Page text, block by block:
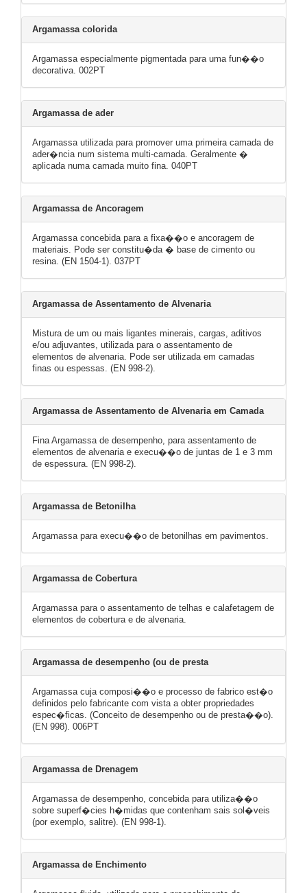
Argamassa colorida
Argamassa especialmente pigmentada para uma fun��o
decorativa. 002PT
Argamassa de ader
Argamassa utilizada para promover uma primeira camada de
ader�ncia num sistema multi-camada. Geralmente �
aplicada numa camada muito fina. 040PT
Argamassa de Ancoragem
Argamassa concebida para a fixa��o e ancoragem de
materiais. Pode ser constitu�da � base de cimento ou
resina. (EN 1504-1). 037PT
Argamassa de Assentamento de Alvenaria
Mistura de um ou mais ligantes minerais, cargas, aditivos
e/ou adjuvantes, utilizada para o assentamento de
elementos de alvenaria. Pode ser utilizada em camadas
finas ou espessas. (EN 998-2).
Argamassa de Assentamento de Alvenaria em Camada
Fina Argamassa de desempenho, para assentamento de
elementos de alvenaria e execu��o de juntas de 1 e 3 mm
de espessura. (EN 998-2).
Argamassa de Betonilha
Argamassa para execu��o de betonilhas em pavimentos.
Argamassa de Cobertura
Argamassa para o assentamento de telhas e calafetagem de
elementos de cobertura e de alvenaria.
Argamassa de desempenho (ou de presta
Argamassa cuja composi��o e processo de fabrico est�o
definidos pelo fabricante com vista a obter propriedades
espec�ficas. (Conceito de desempenho ou de presta��o).
(EN 998). 006PT
Argamassa de Drenagem
Argamassa de desempenho, concebida para utiliza��o
sobre superf�cies h�midas que contenham sais sol�veis
(por exemplo, salitre). (EN 998-1).
Argamassa de Enchimento